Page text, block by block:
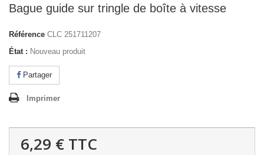
Bague guide sur tringle de boîte à vitesse
Référence CLC 251711207
État : Nouveau produit
Partager
Imprimer
6,29 € TTC